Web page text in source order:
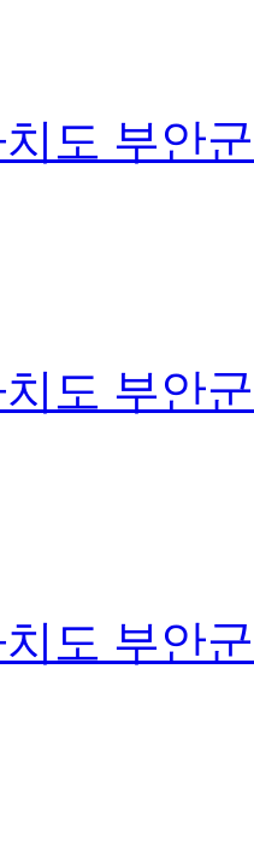
도 부안
도 부안
도 부안